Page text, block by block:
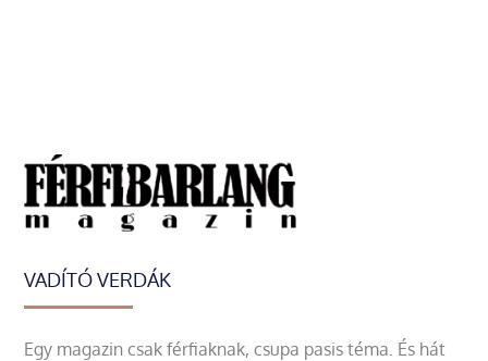
VADÍTÓ VERDÁK
Egy magazin csak férfiaknak, csupa pasis téma. És hát